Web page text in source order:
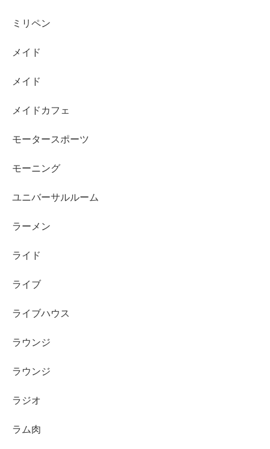
ミリペン
メイド
メイド
メイドカフェ
モータースポーツ
モーニング
ユニバーサルルーム
ラーメン
ライド
ライブ
ライブハウス
ラウンジ
ラウンジ
ラジオ
ラム肉